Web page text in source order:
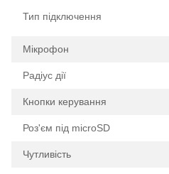
Тип підключення
Мікрофон
Радіус дії
Кнопки керування
Роз'єм під microSD
Чутливість